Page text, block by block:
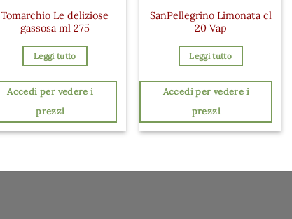
Tomarchio Le deliziose
gassosa ml 275
Leggi tutto
Accedi per vedere i
prezzi
SanPellegrino Limonata cl
20 Vap
Leggi tutto
Accedi per vedere i
prezzi